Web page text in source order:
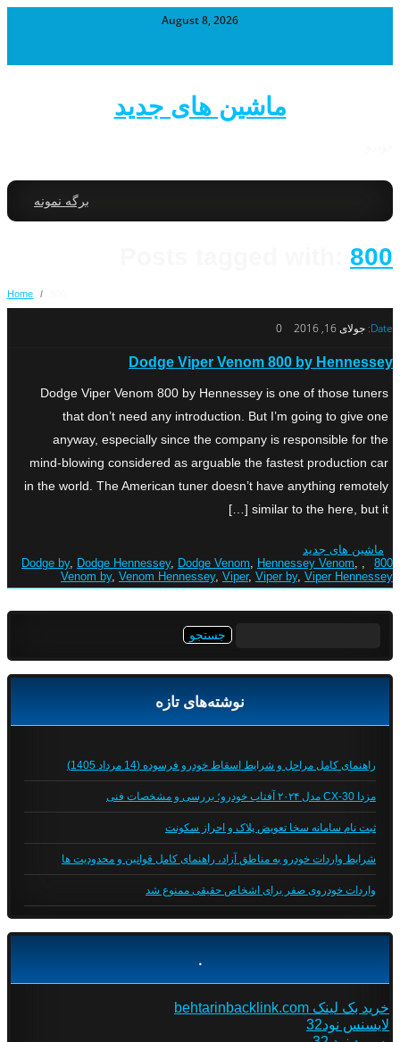
August 8, 2026
ماشین های جدید
برگه نمونه
800
Home /
Date: جولای 16, 2016 0
Dodge Viper Venom 800 by Hennessey
Dodge Viper Venom 800 by Hennessey is one of those tuners
that don’t need any introduction. But I’m going to give one
anyway, especially since the company is responsible for the
mind-blowing considered as arguable the fastest production car
in the world. The American tuner doesn’t have anything remotely
similar to the here, but it […]
ماشین های جدید
800
,
Dodge by, Dodge Hennessey, Dodge Venom, Hennessey Venom,
Venom by, Venom Hennessey, Viper, Viper by, Viper Hennessey
نوشته‌های تازه
راهنمای کامل مراحل و شرایط اسقاط خودرو فرسوده (14 مرداد 1405)
مزدا CX-30 مدل ۲۰۲۴ آفتاب خودرو؛ بررسی و مشخصات فنی
ثبت نام سامانه سخا تعویض پلاک و احراز سکونت
شرایط واردات خودرو به مناطق آزاد، راهنمای کامل قوانین و محدودیت ها
واردات خودروی صفر برای اشخاص حقیقی ممنوع شد
.
خرید بک لینک behtarinbacklink.com
لایسنس نود32